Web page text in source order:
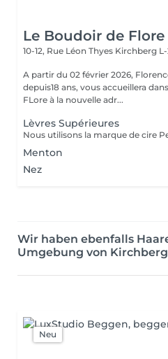
Le Boudoir de Flore
10-12, Rue Léon Thyes Kirchberg
A partir du 02 février 2026, Florence, riche de son expérience
depuis18 ans, vous accueillera
FLore à la nouvelle adr...
Lèvres Supérieures
Menton
Nez
Wir haben ebenfalls
Umgebung von
Neu